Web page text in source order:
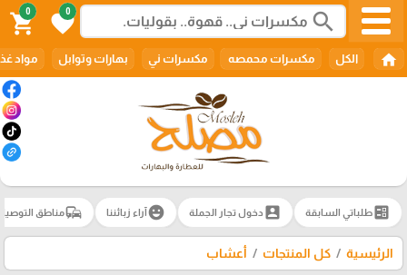
search
0
favorite
0
shopping_cart
home الكل مكسرات محمصه مكسرات ني بهارات وتوابل مواد
ballotطلباتي السابقة account_box دخول تجار الجملة emoji_emotionsآراء زبائننا commuteمناطق
الرئيسية كل المنتجات أعشاب